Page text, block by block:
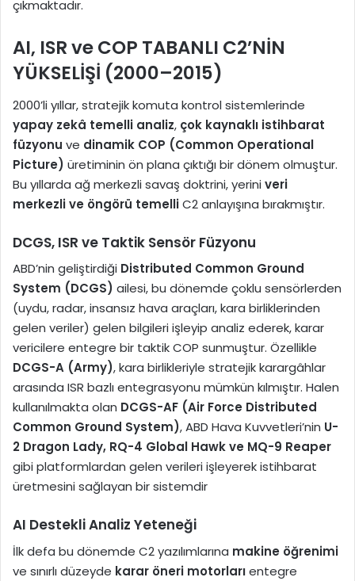
çıkmaktadır.
AI, ISR ve COP TABANLI C2’NİN
YÜKSELİŞİ (2000–2015)
2000’li yıllar, stratejik komuta kontrol sistemlerinde
yapay zekâ temelli analiz, çok kaynaklı istihbarat
füzyonu ve dinamik COP (Common Operational
Picture) üretiminin ön plana çıktığı bir dönem olmuştur.
Bu yıllarda ağ merkezli savaş doktrini, yeriniveri
merkezli ve öngörü temelliC2 anlayışına bırakmıştır.
DCGS, ISR ve Taktik Sensör Füzyonu
ABD’nin geliştirdiği Distributed Common Ground
System (DCGS) ailesi, bu dönemde çoklu sensörlerden
(uydu, radar, insansız hava araçları, kara birliklerinden
gelen veriler) gelen bilgileri işleyip analiz ederek, karar
vericilere entegre bir taktik COP sunmuştur. Özellikle
DCGS-A (Army), kara birlikleriyle stratejik karargâhlar
arasında ISR bazlı entegrasyonu mümkün kılmıştır. Halen
kullanılmakta olan DCGS-AF (Air Force Distributed
Common Ground System), ABD Hava Kuvvetleri’nin U-
2 Dragon Lady, RQ-4 Global Hawk ve MQ-9 Reaper
gibi platformlardan gelen verileri işleyerek istihbarat
üretmesini sağlayan bir sistemdir
AI Destekli Analiz Yeteneği
İlk defa bu dönemde C2 yazılımlarına makine öğrenimi
ve sınırlı düzeyde karar öneri motorlarıentegre